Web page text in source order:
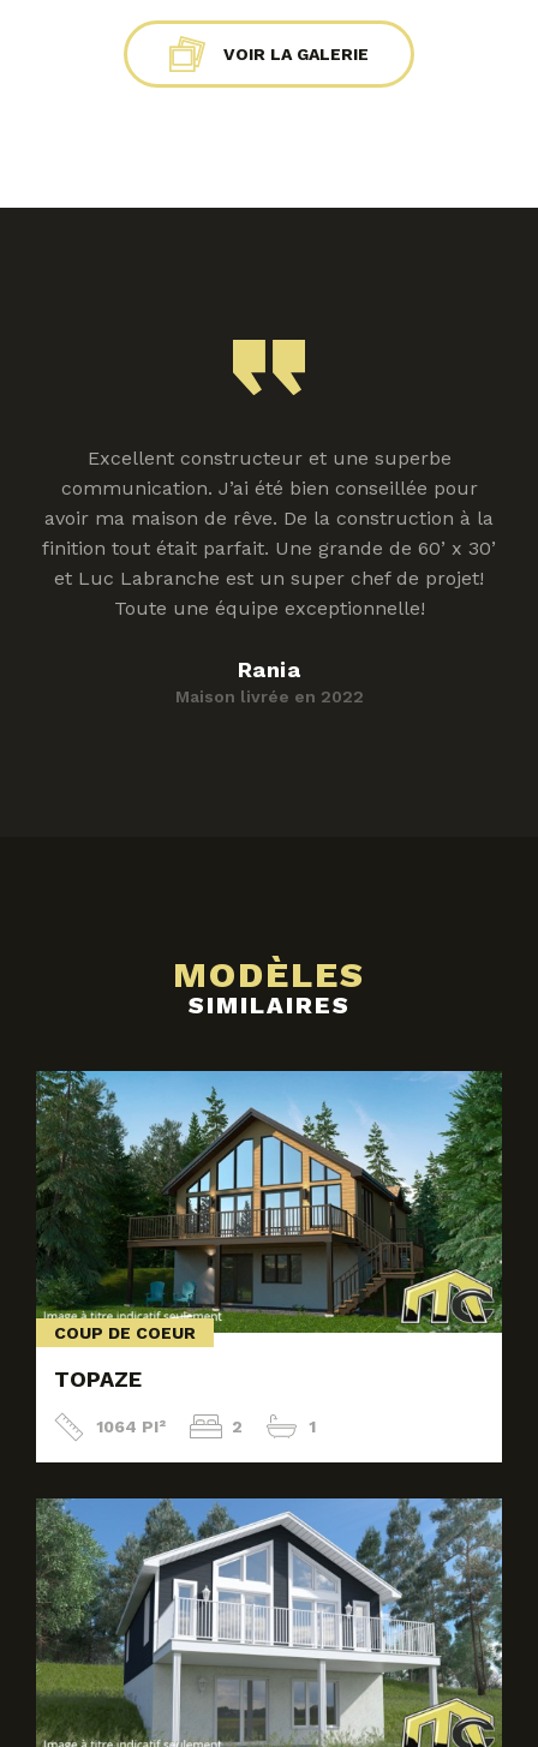
VOIR LA GALERIE
Excellent constructeur et une superbe
communication. J’ai été bien conseillée pour
avoir ma maison de rêve. De la construction à la
finition tout était parfait. Une grande de 60’ x 30’
et Luc Labranche est un super chef de projet!
Toute une équipe exceptionnelle!
Rania
Maison livrée en 2022
MODÈLES
SIMILAIRES
COUP DE COEUR
TOPAZE
1064 PI² 2 1